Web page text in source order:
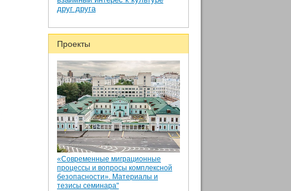
друг друга
Проекты
«Современные миграционные
процессы и вопросы комплексной
безопасности». Материалы и
тезисы семинара"